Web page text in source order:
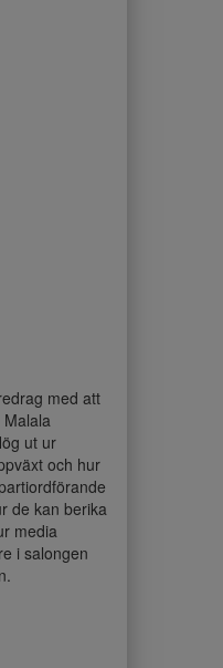
med att
ut ur
och hur
de kan berika
media
i salongen